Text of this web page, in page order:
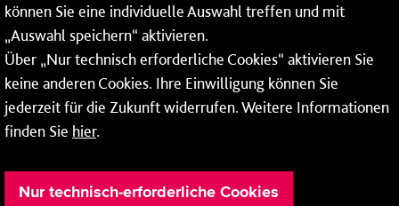
RMV oder von nextbike weitergeleitet. Dort erhalten Sie
ausschließlich Auskünfte zum Fahrplan bzw. zu
meinRad.
können Sie eine individuelle Auswahl treffen und mit
„Auswahl speichern“ aktivieren.
Über „Nur technisch erforderliche Cookies“ aktivieren Sie
keine anderen Cookies. Ihre Einwilligung können Sie
jederzeit für die Zukunft widerrufen. Weitere Informationen
finden Sie hier.
Nur technisch-erforderliche Cookies